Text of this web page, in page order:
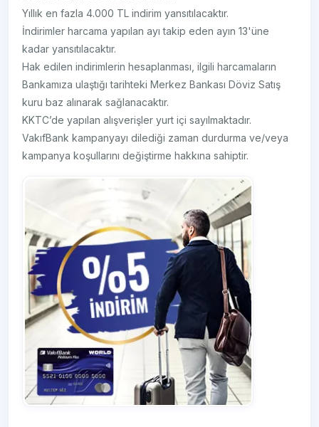
Yıllık en fazla 4.000 TL indirim yansıtılacaktır.
İndirimler harcama yapılan ayı takip eden ayın 13'üne
kadar yansıtılacaktır.
Hak edilen indirimlerin hesaplanması, ilgili harcamaların
Bankamıza ulaştığı tarihteki Merkez Bankası Döviz Satış
kuru baz alınarak sağlanacaktır.
KKTC’de yapılan alışverişler yurt içi sayılmaktadır.
VakıfBank kampanyayı dilediği zaman durdurma ve/veya
kampanya koşullarını değiştirme hakkına sahiptir.